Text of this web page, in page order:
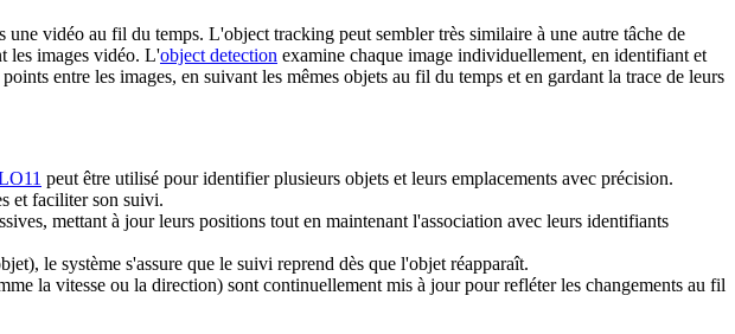
vidéo au fil du temps. L'object tracking peut sembler très similaire à une autre tâche de
les images vidéo. L'object detection examine chaque image individuellement, en identifiant et
entre les images, en suivant les mêmes objets au fil du temps et en gardant la trace de leurs
peut être utilisé pour identifier plusieurs objets et leurs emplacements avec précision.
et faciliter son suivi.
mettant à jour leurs positions tout en maintenant l'association avec leurs identifiants
le système s'assure que le suivi reprend dès que l'objet réapparaît.
la vitesse ou la direction) sont continuellement mis à jour pour refléter les changements au fil